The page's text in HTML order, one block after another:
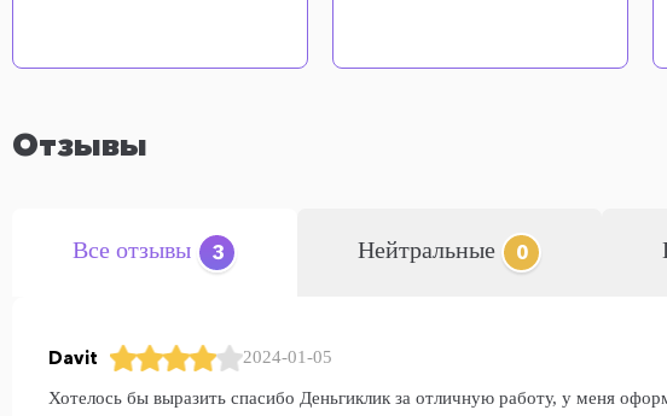
Отзывы
Все отзывы 3 Нейтральные 0
Davit 2024-01-05
Хотелось бы выразить спасибо Деньгиклик за отличную работу, у меня